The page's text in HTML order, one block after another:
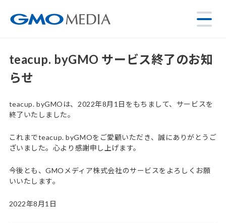
teacup. byGMO サービス終了のお知
らせ
teacup. byGMOは、2022年8月1日をもちまして、サービスを
終了いたしました。
これまでteacup. byGMOをご愛顧いただき、誠にありがとうご
ざいました。心より感謝申し上げます。
今後とも、GMOメディア株式会社のサービスをよろしくお願
いいたします。
2022年8月1日